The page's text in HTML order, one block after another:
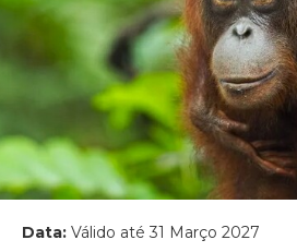
Data: Válido até 31 Março 2027